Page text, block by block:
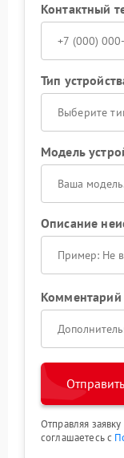
Контактный
Тип
Выберите
Модель
Описание
Комментарий
Отправляя
соглашаетесь с